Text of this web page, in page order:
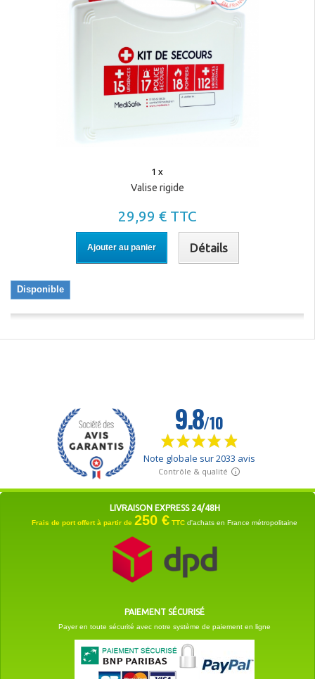
1 x
Valise rigide
29,99 € TTC
Ajouter au panier Détails
Disponible
LIVRAISON EXPRESS 24/48H
Frais de port offert à partir de 250 € TTC d'achats en France métropolitaine
PAIEMENT SÉCURISÉ
Payer en toute sécurité avec notre système de paiement en ligne